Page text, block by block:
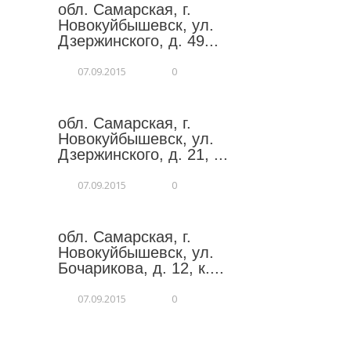
обл. Самарская, г.
Новокуйбышевск, ул.
Дзержинского, д. 49...
07.09.2015 0
обл. Самарская, г.
Новокуйбышевск, ул.
Дзержинского, д. 21, ...
07.09.2015 0
обл. Самарская, г.
Новокуйбышевск, ул.
Бочарикова, д. 12, к....
07.09.2015 0